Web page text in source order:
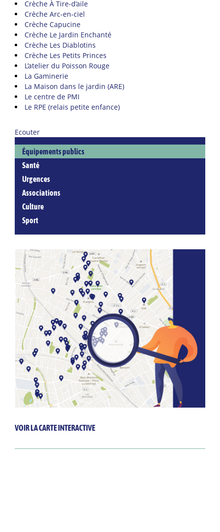
Crèche À Tire-d’aile
Crèche Arc-en-ciel
Crèche Capucine
Crèche Le Jardin Enchanté
Crèche Les Diablotins
Crèche Les Petits Princes
L’atelier du Poisson Rouge
La Gaminerie
La Maison dans le jardin (ARE)
Le centre de PMI
Le RPE (relais petite enfance)
Ecouter
Équipements publics
Santé
Urgences
Associations
Culture
Sport
VOIR LA CARTE INTERACTIVE